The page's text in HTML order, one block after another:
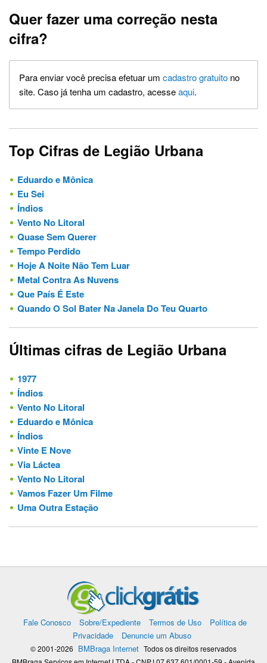
Quer fazer uma correção nesta
cifra?
Para enviar você precisa efetuar um cadastro gratuito no
site. Caso já tenha um cadastro, acesseaqui.
Top Cifras de Legião Urbana
Eduardo e Mônica
Eu Sei
Índios
Vento No Litoral
Quase Sem Querer
Tempo Perdido
Hoje A Noite Não Tem Luar
Metal Contra As Nuvens
Que País É Este
Quando O Sol Bater Na Janela Do Teu Quarto
Últimas cifras de Legião Urbana
1977
Índios
Vento No Litoral
Eduardo e Mônica
Índios
Vinte E Nove
Via Láctea
Vento No Litoral
Vamos Fazer Um Filme
Uma Outra Estação
Fale Conosco Sobre/Expediente Termos de Uso
Política de
Privacidade
Denuncie um Abuso
© 2001-2026 BMBraga Internet Todos os direitos reservados